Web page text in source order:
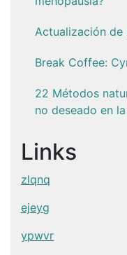
Actualización de
Break Coffee:
22 Métodos
no deseado en
Links
zlqnq
ejeyg
ypwvr